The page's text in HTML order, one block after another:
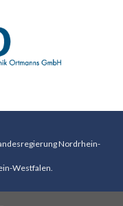
Nordrhein-
Westfalen.